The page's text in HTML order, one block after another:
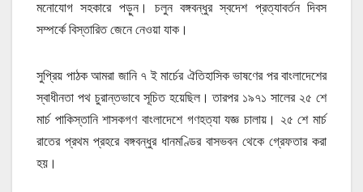
মনোযোগ সহকারে পড়ুন। চলুন বঙ্গবন্ধুর স্বদেশ প্রত্যাবর্তন দিবস
সম্পর্কে বিস্তারিত জেনে নেওয়া যাক।
সুপ্রিয় পাঠক আমরা জানি ৭ ই মার্চের ঐতিহাসিক ভাষণের পর বাংলাদেশের
স্বাধীনতা পথ চুরান্তভাবে সূচিত হয়েছিল। তারপর ১৯৭১ সালের ২৫ শে
মার্চ পাকিস্তানি শাসকগণ বাংলাদেশে গণহত্যা যজ্ঞ চালায়। ২৫ শে মার্চ
রাতের প্রথম প্রহরে বঙ্গবন্ধুর ধানমণ্ডির বাসভবন থেকে গ্রেফতার করা
হয়।